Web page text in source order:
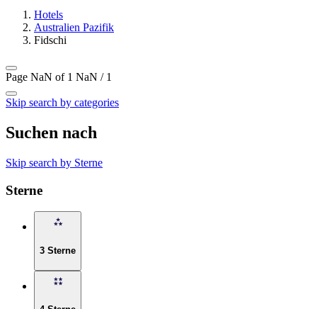
Hotels
Australien Pazifik
Fidschi
Page NaN of 1 NaN / 1
Skip search by categories
Suchen nach
Skip search by Sterne
Sterne
3 Sterne